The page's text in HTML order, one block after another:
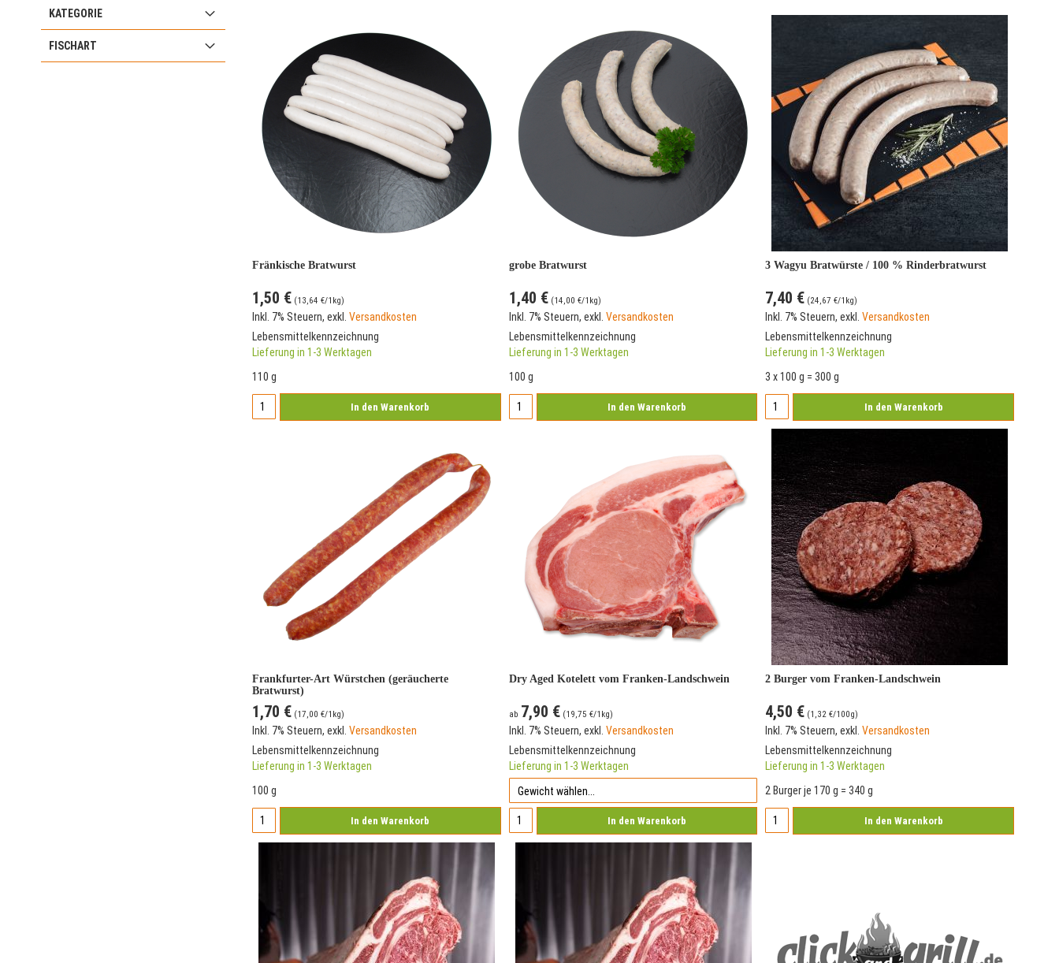
Fränkische Bratwurst
1,50 € (13,64 €/1kg)
Inkl. 7% Steuern,exkl.Versandkosten
Lebensmittelkennzeichnung
Lieferung in 1-3 Werktagen
110 g
In den Warenkorb
grobe Bratwurst
1,40 € (14,00 €/1kg)
Inkl. 7% Steuern, exkl. Versandkosten
Lebensmittelkennzeichnung
Lieferung in 1-3 Werktagen
100 g
In den Warenkorb
3 Wagyu Bratwürste / 100 % Rinderbratwurst
7,40 € (24,67 €/1kg)
Inkl. 7% Steuern,exkl.Versandkosten
Lebensmittelkennzeichnung
Lieferung in 1-3 Werktagen
3 x 100 g = 300 g
In den Warenkorb
Frankfurter-Art Würstchen (geräucherte
Bratwurst)
1,70 € (17,00 €/1kg)
Inkl. 7% Steuern,exkl.Versandkosten
Lebensmittelkennzeichnung
Lieferung in 1-3 Werktagen
100 g
In den Warenkorb
Dry Aged Kotelett vom Franken-Landschwein
ab 7,90 € (19,75 €/1kg)
Inkl. 7% Steuern, exkl. Versandkosten
Lebensmittelkennzeichnung
Lieferung in 1-3 Werktagen
In den Warenkorb
2 Burger vom Franken-Landschwein
4,50 € (1,32 €/100g)
Inkl. 7% Steuern,exkl.Versandkosten
Lebensmittelkennzeichnung
Lieferung in 1-3 Werktagen
2 Burger je 170 g = 340 g
In den Warenkorb
KATEGORIE
FISCHART